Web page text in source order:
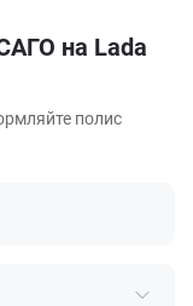
на Lada
полис